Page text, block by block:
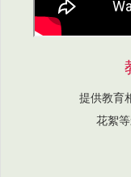
提供教育
花絮